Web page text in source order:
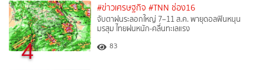
4
#ข่าวเศรษฐกิจ #TNN ช่อง16
จับตาฝนระลอกใหญ่ 7–11 ส.ค. พายุดอลฟินหนุน
มรสุม ไทยฝนหนัก-คลื่นทะเลแรง
83